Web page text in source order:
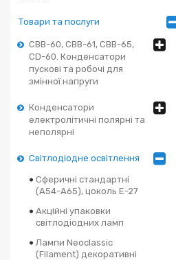
Товари та послуги
CBB-60, CBB-61, CBB-65,
CD-60. Конденсатори
пускові та робочі для
змінної напруги
Конденсатори
електролітичні полярні та
неполярні
Світлодіодне освітлення
Сферичні стандартні
(А54-А65), цоколь Е-27
Акційні упаковки
світлодіодних ламп
Лампи Neoclassic
(Filament) декоративні